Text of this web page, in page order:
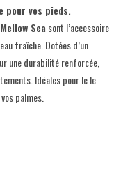
pour vos pieds.
Sea sont l’accessoire
fraîche. Dotées d’un
une durabilité renforcée,
Idéales pour le le
palmes.